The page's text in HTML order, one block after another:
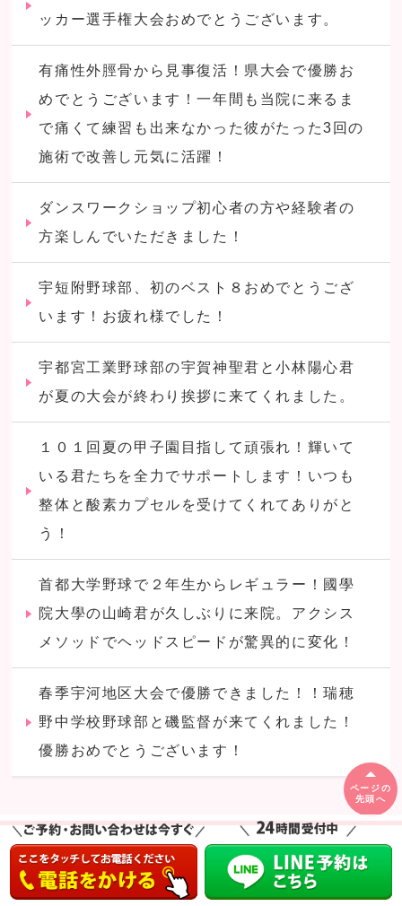
ッカー選手権大会おめでとうございます。
有痛性外脛骨から見事復活！県大会で優勝お
めでとうございます！一年間も当院に来るま
で痛くて練習も出来なかった彼がたった3回の
施術で改善し元気に活躍！
ダンスワークショップ初心者の方や経験者の
方楽しんでいただきました！
宇短附野球部、初のベスト８おめでとうござ
います！お疲れ様でした！
宇都宮工業野球部の宇賀神聖君と小林陽心君
が夏の大会が終わり挨拶に来てくれました。
１０１回夏の甲子園目指して頑張れ！輝いて
いる君たちを全力でサポートします！いつも
整体と酸素カプセルを受けてくれてありがと
う！
首都大学野球で２年生からレギュラー！國學
院大學の山崎君が久しぶりに来院。アクシス
メソッドでヘッドスピードが驚異的に変化！
春季宇河地区大会で優勝できました！！瑞穂
野中学校野球部と磯監督が来てくれました！
優勝おめでとうございます！
ページの
先頭へ